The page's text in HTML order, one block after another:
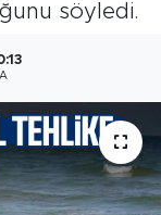
söyledi.